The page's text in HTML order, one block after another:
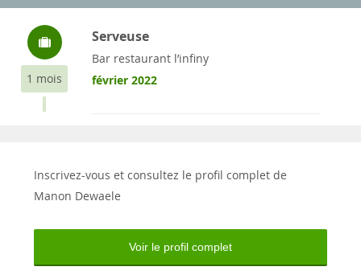
1 mois
Serveuse
Bar restaurant l’infiny
février 2022
Inscrivez-vous et consultez le profil complet de
Manon Dewaele
Voir le profil complet